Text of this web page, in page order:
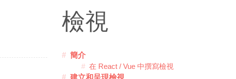
檢視
簡介
在 React / Vue 中撰寫檢視